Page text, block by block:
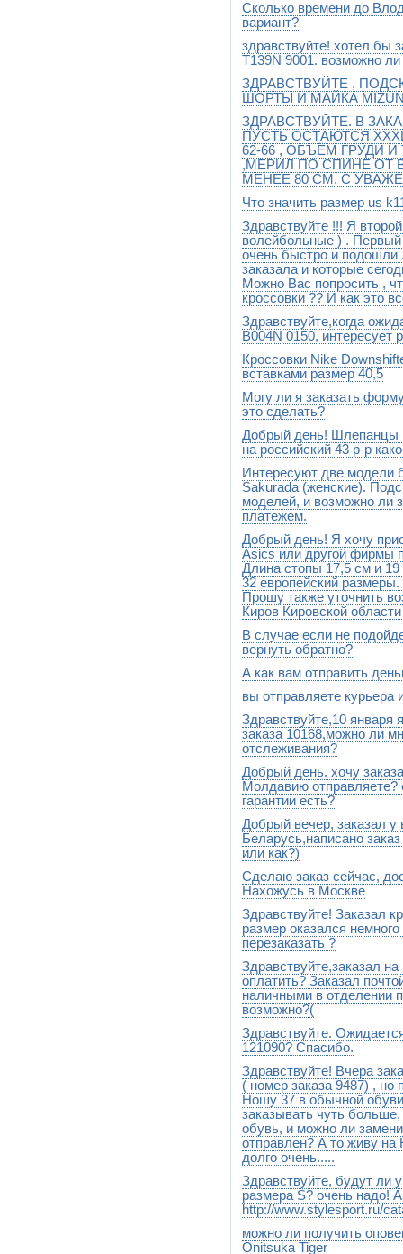
Добрый день.Мы с Вами не
размера us7. К
нашли.Приносим свои
Сколько времени до
вариант?
Добрый день.До
(700 руб),время 12-16
дней с доставкой на дом
здравствуйте! хотел бы
T139N 9001. возможно ли
Добрый день.Данная модель
намечается.В наличии есть
http://stylesport.ru/catalog/
ЗДРАВСТВУЙТЕ ,
ШОРТЫ И МАЙКА
Добрый день.Ваш заказ
12754983104020
ЗДРАВСТВУЙТЕ. В
ПУСТЬ ОСТАЮТСЯ
62-66 , ОБЪЁМ ГРУДИ
,МЕРИЛ ПО СПИНЕ ОТ
МЕНЕЕ 80 СМ. С
По Вашим параметрам Вам
присылал.Дублирую еще
http://www.stylesport.ru/
Что значить размер us
Это детский размер 25,5
Здравствуйте !!! Я
волейбольные ) .
очень быстро и подошли
заказала и которые
Можно Вас попросить ,
кроссовки ?? И как это
Здравствуйте, все меняем
что будем делать менять
дальше
Здравствуйте,когда
B004N 0150, интересует
Здравствуйте.Данная
Москву скорее всего не
Кроссовки Nike
вставками размер 40,5
Нет, есть только то, что
Могу ли я заказать
это сделать?
Добрый день. Заказывайте
модели, а в комментариях
размер. Как появятся
Добрый день! Шлепанцы
на российский 43 р-р
Добрый день. Надо
Интересуют две модели
Sakurada (женские).
моделей, и возможно ли
платежем.
Добрый день! Sakurada пр-
Можно заказать с
Добрый день! Я хочу
Asics или другой фирмы
Длина стопы 17,5 см и 19
32 европейский
Прошу также уточнить
Киров Кировской
Делайте заказ, мы Вам
В случае если не
вернуть обратно?
Добрый день.Конечно
А как вам отправить
Делайте заказ на сайте
вы отправляете курьера
Почтой России
Здравствуйте,10 января
заказа 10168,можно ли
отслеживания?
Добрый день.Отправка
электронку автоматически
Добрый день. хочу
Молдавию отправляете?
гарантии есть?
Добрый день. 100%
заказанную Вами модель и
Вы ее не получите
Добрый вечер, заказал у
Беларусь,написано
или как?)
Добрый день.В беларусь мы
нам на карточку.К Вам
Почте России.А простые
карточку
куда и сколько переводить
Сделаю заказ сейчас,
Нахожусь в Москве
Добрый день. Доставка
Здравствуйте! Заказал
размер оказался
перезаказать ?
Не проблема,
Здравствуйте,заказал
оплатить? Заказал
наличными в отделении
возможно?(
Добрый день.Конечно
платежем,и Вы оплатите
Здравствуйте.
121090? Спасибо.
Здравствуйте.По данному
эти тайтсы http://
Здравствуйте! Вчера
( номер заказа 9487) ,
Ношу 37 в обычной
заказывать чуть
обувь, и можно ли
отправлен? А то живу на
долго очень.....
Здравствуйте. Конечно, на
побольше. Не переживайте,
Здравствуйте, будут ли
размера S? очень надо!
http://www.stylesport.ru/
ожидаем,но конкретных
можно ли получить
Onitsuka Tiger